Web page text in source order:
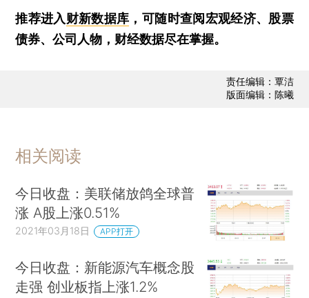
推荐进入财新数据库 ，可随时查阅宏观经济、股票
债券、公司人物，财经数据尽在掌握。
责任编辑：覃洁
版面编辑：陈曦
相关阅读
今日收盘：美联储放鸽全球普
涨 A股上涨0.51%
2021年03月18日 APP打开
今日收盘：新能源汽车概念股
走强 创业板指上涨1.2%